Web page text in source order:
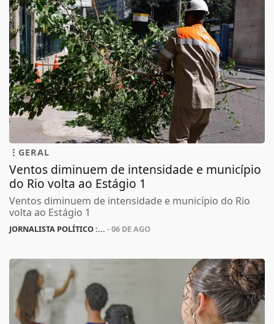
GERAL
Ventos diminuem de intensidade e município
do Rio volta ao Estágio 1
Ventos diminuem de intensidade e município do Rio
volta ao Estágio 1
JORNALISTA POLÍTICO :... - 06 DE AGO